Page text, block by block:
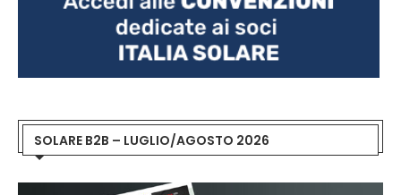
SOLARE B2B – LUGLIO/AGOSTO 2026